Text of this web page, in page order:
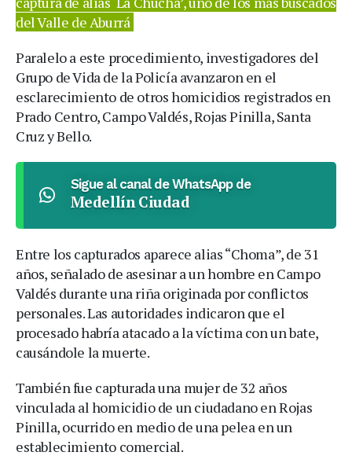
del Valle de Aburrá
Paralelo a este procedimiento, investigadores del
Grupo de Vida de la Policía avanzaron en el
esclarecimiento de otros homicidios registrados en
Prado Centro, Campo Valdés, Rojas Pinilla, Santa
Cruz y Bello.
Sigue al canal de WhatsApp de
Medellín Ciudad
Entre los capturados aparece alias “Choma”, de 31
años, señalado de asesinar a un hombre en Campo
Valdés durante una riña originada por conflictos
personales. Las autoridades indicaron que el
procesado habría atacado a la víctima con un bate,
causándole la muerte.
También fue capturada una mujer de 32 años
vinculada al homicidio de un ciudadano en Rojas
Pinilla, ocurrido en medio de una pelea en un
establecimiento comercial.